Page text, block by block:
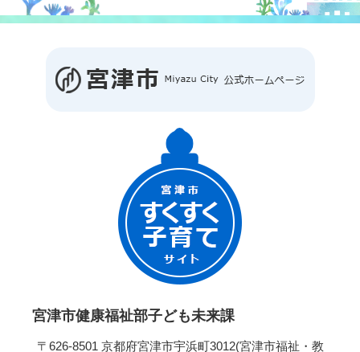
宮津市健康福祉部子ども未来課
〒626-8501 京都府宮津市宇浜町3012(宮津市福祉・教